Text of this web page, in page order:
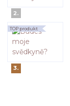
2.
3.
TOP produkt